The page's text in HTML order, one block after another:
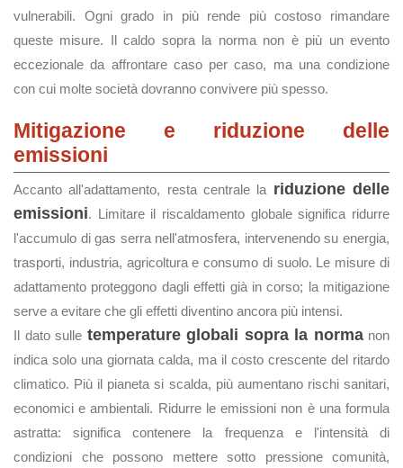
vulnerabili. Ogni grado in più rende più costoso rimandare
queste misure. Il caldo sopra la norma non è più un evento
eccezionale da affrontare caso per caso, ma una condizione
con cui molte società dovranno convivere più spesso.
Mitigazione e riduzione delle
emissioni
Accanto all'adattamento, resta centrale la riduzione delle
emissioni. Limitare il riscaldamento globale significa ridurre
l'accumulo di gas serra nell'atmosfera, intervenendo su energia,
trasporti, industria, agricoltura e consumo di suolo. Le misure di
adattamento proteggono dagli effetti già in corso; la mitigazione
serve a evitare che gli effetti diventino ancora più intensi.
Il dato sulle temperature globali sopra la normanon
indica solo una giornata calda, ma il costo crescente del ritardo
climatico. Più il pianeta si scalda, più aumentano rischi sanitari,
economici e ambientali. Ridurre le emissioni non è una formula
astratta: significa contenere la frequenza e l'intensità di
condizioni che possono mettere sotto pressione comunità,